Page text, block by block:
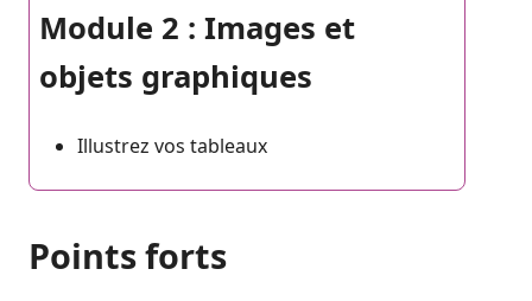
Module 2 : Images et
objets graphiques
Illustrez vos tableaux
Points forts